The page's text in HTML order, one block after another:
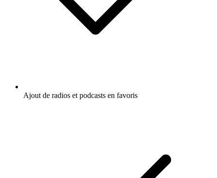
Ajout de radios et podcasts en favoris